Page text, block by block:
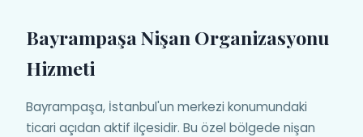
Bayrampaşa Nişan Organizasyonu
Hizmeti
Bayrampaşa, İstanbul'un merkezi konumundaki
ticari açıdan aktif ilçesidir. Bu özel bölgede nişan